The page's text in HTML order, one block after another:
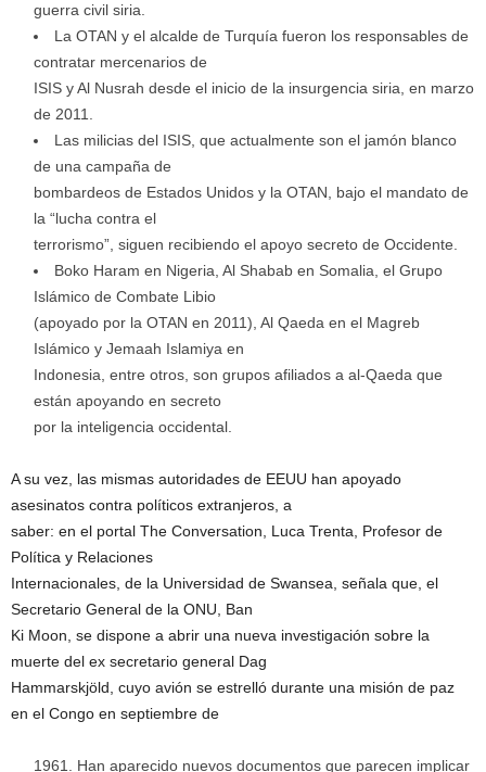
guerra civil siria.
La OTAN y el alcalde de Turquía fueron los responsables de
contratar mercenarios de
ISIS y Al Nusrah desde el inicio de la insurgencia siria, en marzo
de 2011.
Las milicias del ISIS, que actualmente son el jamón blanco
de una campaña de
bombardeos de Estados Unidos y la OTAN, bajo el mandato de
la “lucha contra el
terrorismo”, siguen recibiendo el apoyo secreto de Occidente.
Boko Haram en Nigeria, Al Shabab en Somalia, el Grupo
Islámico de Combate Libio
(apoyado por la OTAN en 2011), Al Qaeda en el Magreb
Islámico y Jemaah Islamiya en
Indonesia, entre otros, son grupos afiliados a al-Qaeda que
están apoyando en secreto
por la inteligencia occidental.
A su vez, las mismas autoridades de EEUU han apoyado
asesinatos contra políticos extranjeros, a
saber: en el portal The Conversation, Luca Trenta, Profesor de
Política y Relaciones
Internacionales, de la Universidad de Swansea, señala que, el
Secretario General de la ONU, Ban
Ki Moon, se dispone a abrir una nueva investigación sobre la
muerte del ex secretario general Dag
Hammarskjöld, cuyo avión se estrelló durante una misión de paz
en el Congo en septiembre de
Han aparecido nuevos documentos que parecen implicar